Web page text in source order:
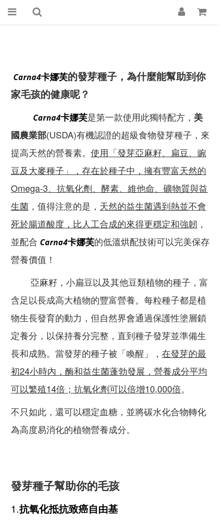
Carna4卡娜芙的發芽種子，為什麼能幫助到你
家毛孩的健康呢？
Carna4卡娜芙是第一款使用此獨特配方， 美
國農業部(USDA)有機認證的超級食物發芽種子，來
提高天然的營養素。 使用「發芽亞麻籽、扁豆、豌
豆及大麥種子」，存在於種子中，擁有豐富天然的
Omega-3、抗氧化劑、酵素、維他命、礦物質與益
生菌 ，值得注意的是， 天然的益生菌遇到熱並不會
死於腸道酸度，比人工合成的來得更穩定和強韌 ，
並配合 Carna4卡娜芙的低溫烘配技術可以完美保存
營養價值！
亞麻籽，小扁豆以及其他豆類植物的種子，富
含足以長成高大植物的豐富營養。每粒種子都是植
物生長發育的動力，但自然界會通過保護性塗層鎖
定養分，以保持養分完整，直到種子發芽並準備生
長和成熟。當發芽的種子被「喚醒」， 在發芽的最
初24小時內，酶和益生菌蓬勃發展，營養成分平均
可以繁殖14倍；抗氧化劑可以倍增10,000倍。
不只如此，還可以穩定血糖，並將碳水化合物轉化
為高度易消化的植物營養成分。
發芽種子幫助你的毛孩
1.抗氧化抵抗致癌自由基